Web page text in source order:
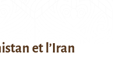
et l’Iran